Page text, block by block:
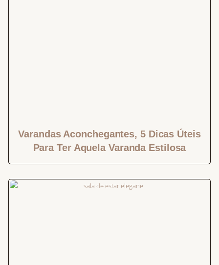
Varandas Aconchegantes, 5 Dicas Úteis
Para Ter Aquela Varanda Estilosa